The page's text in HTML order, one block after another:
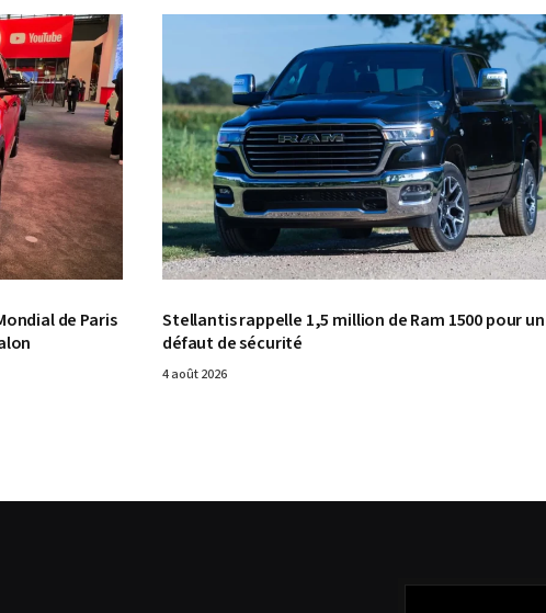
de Paris
Stellantis rappelle 1,5 million de Ram 1500 pour un
défaut de sécurité
4 août 2026